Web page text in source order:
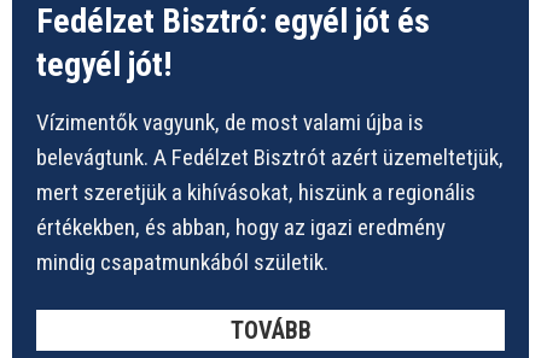
Fedélzet Bisztró: egyél jót és
tegyél jót!
Vízimentők vagyunk, de most valami újba is
belevágtunk. A Fedélzet Bisztrót azért üzemeltetjük,
mert szeretjük a kihívásokat, hiszünk a regionális
értékekben, és abban, hogy az igazi eredmény
mindig csapatmunkából születik.
TOVÁBB